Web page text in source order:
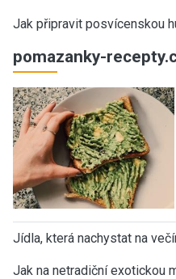
Jak připravit posvícenskou
pomazanky-
Jídla, která nachystat na
Jak na netradiční exotickou